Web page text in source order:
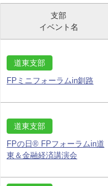
支部
イベント名
道東支部
FPミニフォーラムin釧路
道東支部
FPの日® FPフォーラムin道
東＆金融経済講演会